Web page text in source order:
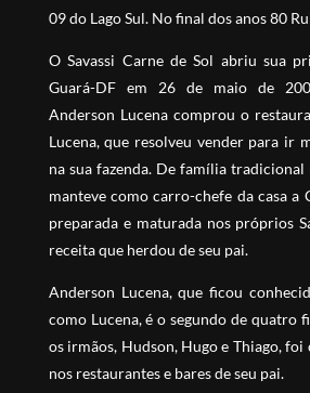
09 do Lago Sul. No final dos anos 80
O Savassi Carne de Sol abriu sua
Guará-DF em 26 de maio de
Anderson Lucena comprou o
Lucena, que resolveu vender para ir
na sua fazenda. De família tradicional
manteve como carro-chefe da casa a
preparada e maturada nos próprios
receita que herdou de seu pai.
Anderson Lucena, que ficou
como Lucena, é o segundo de quatro
os irmãos, Hudson, Hugo e Thiago,
nos restaurantes e bares de seu pai.